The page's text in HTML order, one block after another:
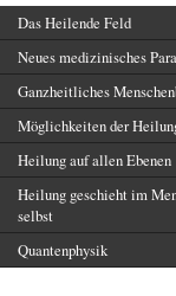
Das Heilende Feld
Neues medizinisches
Ganzheitliches
Möglichkeiten der
Heilung auf allen Ebenen
Heilung geschieht im
selbst
Quantenphysik